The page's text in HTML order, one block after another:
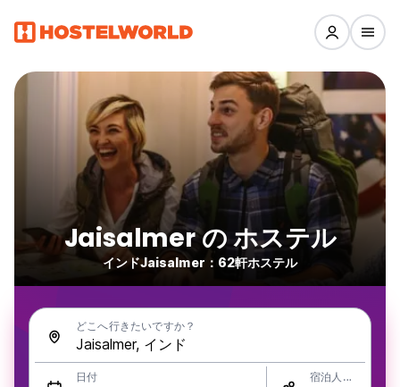
Jaisalmer の ホステル
インドJaisalmer：62軒ホステル
どこへ行きたいですか？
日付 宿泊人数